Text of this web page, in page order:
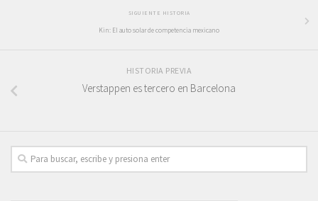
SIGUIENTE HISTORIA
Kin: El auto solar de competencia mexicano
HISTORIA PREVIA
Verstappen es tercero en Barcelona